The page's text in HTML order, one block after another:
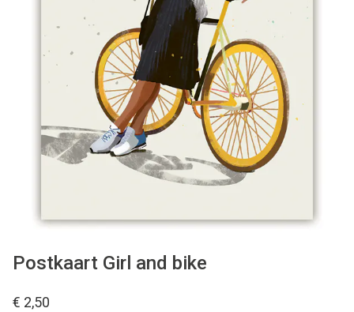
WONEN
STATIONERY
AAN TAFEL
GREEN LIVING
KIDS
Postkaart Girl and bike
€ 2,50